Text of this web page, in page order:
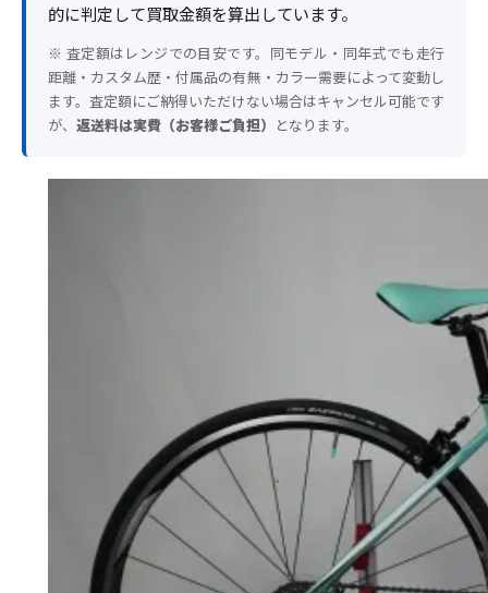
的に判定して買取金額を算出しています。
※ 査定額はレンジでの目安です。同モデル・同年式でも走行
距離・カスタム歴・付属品の有無・カラー需要によって変動し
ます。査定額にご納得いただけない場合はキャンセル可能です
が、 返送料は実費（お客様ご負担） となります。